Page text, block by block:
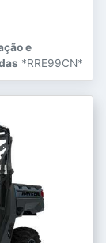
e
*RRE99CN*